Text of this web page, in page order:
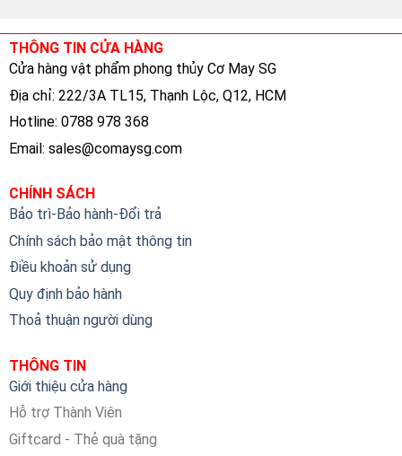
THÔNG TIN CỬA HÀNG
Cửa hàng vật phẩm phong thủy Cơ May SG
Địa chỉ: 222/3A TL15, Thạnh Lộc, Q12, HCM
Hotline: 0788 978 368
Email: sales@comaysg.com
CHÍNH SÁCH
Bảo trì-Bảo hành-Đổi trả
Chính sách bảo mật thông tin
Điều khoản sử dụng
Quy định bảo hành
Thoả thuận người dùng
THÔNG TIN
Giới thiệu cửa hàng
Hỗ trợ Thành Viên
Giftcard - Thẻ quà tặng